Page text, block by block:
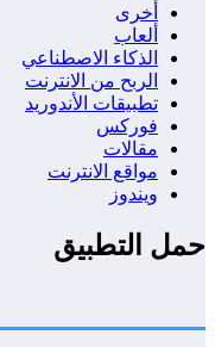
أخرى
ألعاب
الذكاء الاصطناعي
الربح من الانترنت
تطبيقات الأندوريد
فوركس
مقالات
مواقع الانترنت
ويندوز
حمل التطبيق